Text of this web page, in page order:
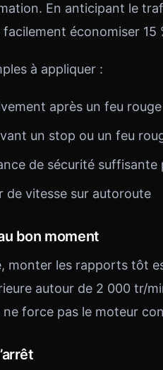
En anticipant le
économiser 15
à appliquer :
après un feu rouge
un stop ou un feu
de sécurité
de vitesse sur autoroute
bon moment
monter les rapports tôt
autour de 2 000 tr/
force pas le moteur